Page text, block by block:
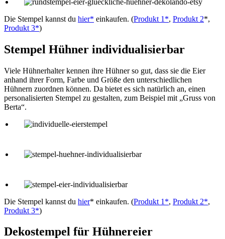
Die Stempel kannst du hier* einkaufen. (Produkt 1*, Produkt 2*,
Produkt 3*)
Stempel Hühner individualisierbar
Viele Hühnerhalter kennen ihre Hühner so gut, dass sie die Eier
anhand ihrer Form, Farbe und Größe den unterschiedlichen
Hühnern zuordnen können. Da bietet es sich natürlich an, einen
personalisierten Stempel zu gestalten, zum Beispiel mit „Gruss von
Berta“.
Die Stempel kannst du hier* einkaufen. (Produkt 1*, Produkt 2*,
Produkt 3*)
Dekostempel für Hühnereier